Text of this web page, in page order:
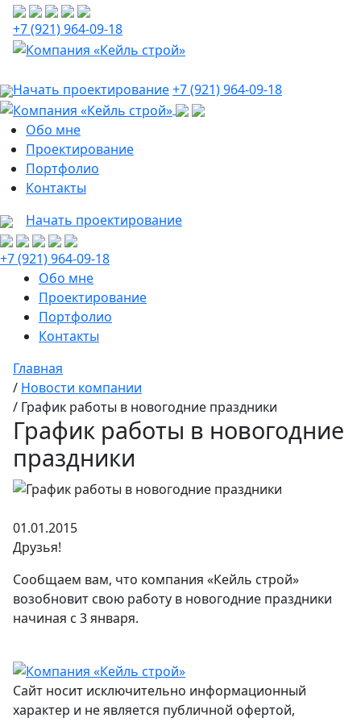
+7 (921) 964-09-18
Начать проектирование+7 (921) 964-09-18
Обо мне
Проектирование
Портфолио
Контакты
Начать проектирование
+7 (921) 964-09-18
Обо мне
Проектирование
Портфолио
Контакты
Главная
/ Новости компании
/ График работы в новогодние праздники
График работы в новогодние
праздники
01.01.2015
Друзья!
Сообщаем вам, что компания «Кейль строй»
возобновит свою работу в новогодние праздники
начиная с 3 января.
Сайт носит исключительно информационный
характер и не является публичной офертой,